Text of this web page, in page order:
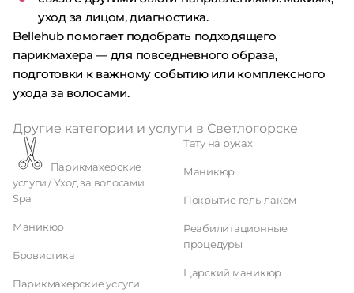
уход за лицом, диагностика.
Bellehub помогает подобрать подходящего
парикмахера — для повседневного образа,
подготовки к важному событию или комплексного
ухода за волосами.
Другие категории и услуги в Светлогорске
услуги / Уход за волосами
Spa
Маникюр
Бровистика
Парикмахерские услуги
Тату на руках
Маникюр
Покрытие гель-лаком
Реабилитационные
процедуры
Царский маникюр